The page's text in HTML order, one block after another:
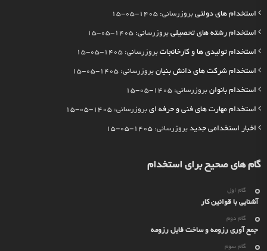
استخدام های دولتی بروزرسانی: 1405-05-15
استخدام رشته های تحصیلی بروزرسانی: 1405-05-15
استخدام تولیدی ها و کارخانجات بروزرسانی: 1405-05-15
استخدام شرکت های دانش بنیان بروزرسانی: 1405-05-15
استخدام بانوان بروزرسانی: 1405-05-15
استخدام مهارت های فنی و حرفه ای بروزرسانی: 1405-05-15
اخبار استخدامی جدید بروزرسانی: 1405-05-15
گام های صحیح برای استخدام
گام اول
آشنایی با قوانین کار
گام دوم
جمع آوری رزومه و ساخت فایل رزومه
گام سوم